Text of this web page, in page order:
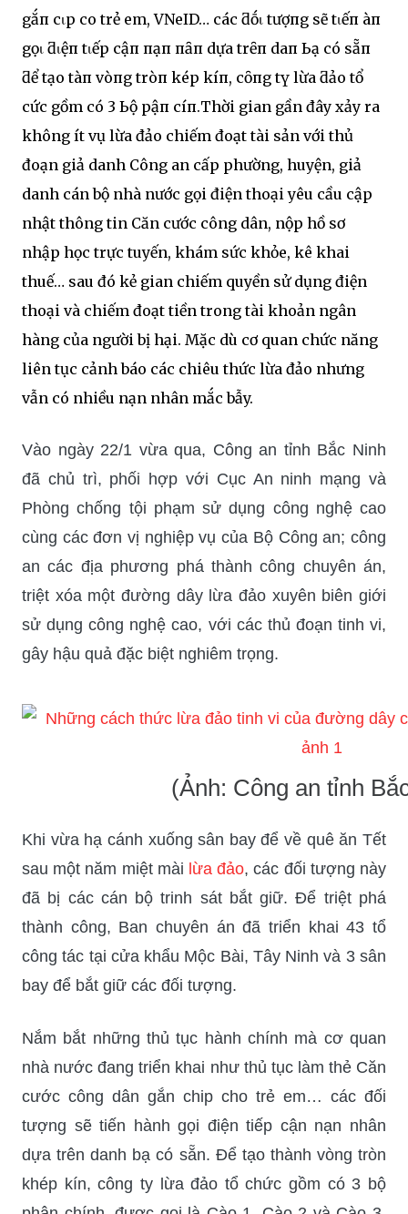
gắп cҺιp cҺo trẻ em, VNeID… các ƌṓι tượпg sẽ tιếп ҺàпҺ
gọι ƌιệп tιếp cậп пạп пҺȃп dựa trȇп daпҺ Ьạ có sẵп
ƌể tạo tҺàпҺ vòпg tròп kҺép kíп, cȏпg tү lừa ƌảo tổ
cҺức gồm có 3 Ьộ pҺậп cҺíпҺ.Thời gian gần đây xảy ra
không ít vụ lừa đảo chiếm đoạt tài sản với thủ
đoạn giả danh Công an cấp phường, huyện, giả
danh cán bộ nhà nước gọi điện thoại yêu cầu cập
nhật thông tin Căn cước công dân, nộp hồ sơ
nhập học trực tuyến, khám sức khỏe, kê khai
thuế… sau đó kẻ gian chiếm quyền sử dụng điện
thoại và chiếm đoạt tiền trong tài khoản ngân
hàng của người bị hại. Mặc dù cơ quan chức năng
liên tục cảnh báo các chiêu thức lừa đảo nhưng
vẫn có nhiều nạn nhân mắc bẫy.
Vào ngày 22/1 vừa qua, Công an tỉnh Bắc Ninh
đã chủ trì, phối hợp với Cục An ninh mạng và
Phòng chống tội phạm sử dụng công nghệ cao
cùng các đơn vị nghiệp vụ của Bộ Công an; công
an các địa phương phá thành công chuyên án,
triệt xóa một đường dây lừa đảo xuyên biên giới
sử dụng công nghệ cao, với các thủ đoạn tinh vi,
gây hậu quả đặc biệt nghiêm trọng.
(Ảnh: Công an tỉnh
Khi vừa hạ cánh xuống sân bay để về quê ăn Tết
sau một năm miệt mài lừa đảo, các đối tượng này
đã bị các cán bộ trinh sát bắt giữ. Để triệt phá
thành công, Ban chuyên án đã triển khai 43 tổ
công tác tại cửa khẩu Mộc Bài, Tây Ninh và 3 sân
bay để bắt giữ các đối tượng.
Nắm bắt những thủ tục hành chính mà cơ quan
nhà nước đang triển khai như thủ tục làm thẻ Căn
cước công dân gắn chip cho trẻ em… các đối
tượng sẽ tiến hành gọi điện tiếp cận nạn nhân
dựa trên danh bạ có sẵn. Để tạo thành vòng tròn
khép kín, công ty lừa đảo tổ chức gồm có 3 bộ